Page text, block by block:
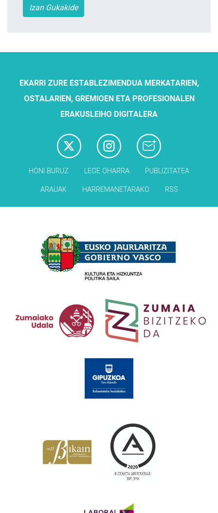
Izan Gukakide
EKARRI ZURE ESTABLEZIMENDUA MERKATARIEN,
OSTALARIEN, GREMIOEN ETA PROFESIONALEN
ERAKUSLEIHO DIGITALERA
HONI BURUZ LEGE OHARRA PUBLIZITATEA
ARAUAK HARREMANETARAKO RSS